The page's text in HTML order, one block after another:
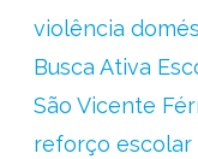
violência
Busca Ativa
São Vicente
reforço escolar